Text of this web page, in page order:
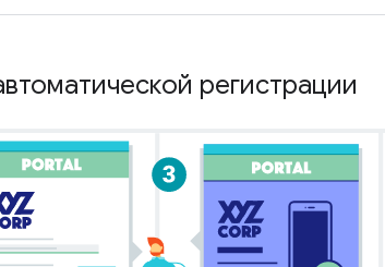
регистрации